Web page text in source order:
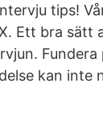
tips!
Ett bra
kan inte